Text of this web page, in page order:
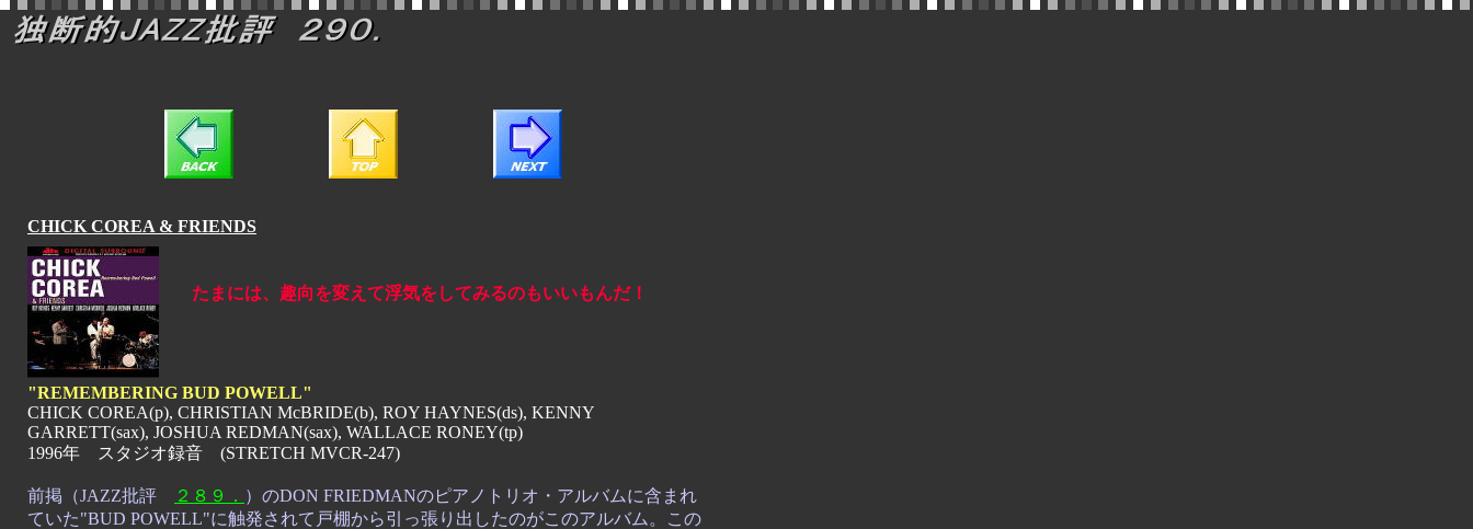
CHICK COREA & FRIENDS
たまには、趣向を変えて浮気をしてみるのもいいもんだ！
"REMEMBERING BUD POWELL"
CHICK COREA(p), CHRISTIAN McBRIDE(b), ROY HAYNES(ds), KENNY
GARRETT(sax), JOSHUA REDMAN(sax), WALLACE RONEY(tp)
1996年 スタジオ録音 (STRETCH MVCR-247)
前掲（JAZZ批評 ２８９． ）のDON FRIEDMANのピアノトリオ・アルバムに含まれ
ていた"BUD POWELL"に触発されて戸棚から引っ張り出したのがこのアルバム。この